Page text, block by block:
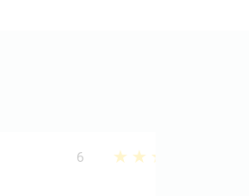
6 ★★★★★